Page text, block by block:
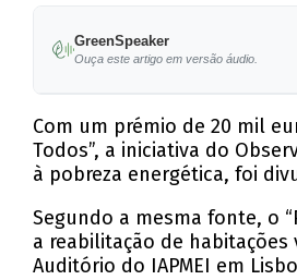
GreenSpeaker
Ouça este artigo em versão áudio.
Com um prémio de 20 mil
Todos”, a iniciativa do
à pobreza energética, foi
Segundo a mesma fonte, o
a reabilitação de
Auditório do IAPMEI em